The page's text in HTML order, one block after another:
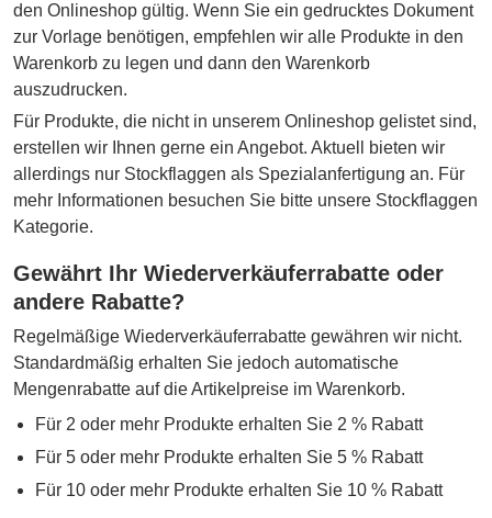
den Onlineshop gültig. Wenn Sie ein gedrucktes Dokument
zur Vorlage benötigen, empfehlen wir alle Produkte in den
Warenkorb zu legen und dann den Warenkorb
auszudrucken.
Für Produkte, die nicht in unserem Onlineshop gelistet sind,
erstellen wir Ihnen gerne ein Angebot. Aktuell bieten wir
allerdings nur Stockflaggen als Spezialanfertigung an. Für
mehr Informationen besuchen Sie bitte unsere Stockflaggen
Kategorie.
Gewährt Ihr Wiederverkäuferrabatte oder
andere Rabatte?
Regelmäßige Wiederverkäuferrabatte gewähren wir nicht.
Standardmäßig erhalten Sie jedoch automatische
Mengenrabatte auf die Artikelpreise im Warenkorb.
Für 2 oder mehr Produkte erhalten Sie 2 % Rabatt
Für 5 oder mehr Produkte erhalten Sie 5 % Rabatt
Für 10 oder mehr Produkte erhalten Sie 10 % Rabatt